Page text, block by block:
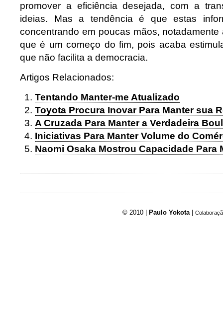
promover a eficiência desejada, com a
ideias. Mas a tendência é que estas
concentrando em poucas mãos, notadamente
que é um começo do fim, pois acaba
que não facilita a democracia.
Artigos Relacionados:
Tentando Manter-me Atualizado
Toyota Procura Inovar Para Manter sua
A Cruzada Para Manter a Verdadeira
Iniciativas Para Manter Volume do
Naomi Osaka Mostrou Capacidade Para
© 2010 | Paulo Yokota |